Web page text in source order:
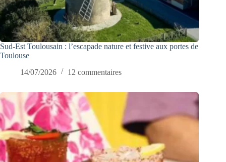
Sud-Est Toulousain : l’escapade nature et festive aux portes de
Toulouse
14/07/2026
12 commentaires